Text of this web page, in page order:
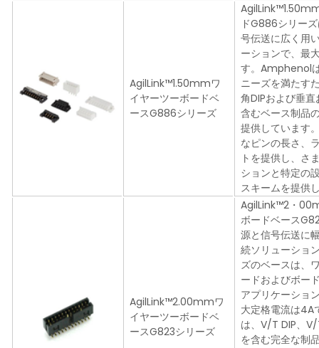
AgilLink™1.50mmワ
イヤーツーボードベ
ースG886シリーズ
ドG886シリー
号伝送に広く用
ーションで、最
す。Amphenol
ニーズを満たす
角DIPおよび垂
含むベース制品
提供しています
なピンの長さ、
トを提供し、さ
ションと特定の
スキームを提供
AgilLink™2.00mmワ
イヤーツーボードベ
ースG823シリーズ
AgilLink™2・
ボードベース
源と信号伝送に
続ソリューショ
ズのベースは、
ードおよびボー
アプリケーショ
大定格電流は
は、V/T DIP、
を含む完全な制